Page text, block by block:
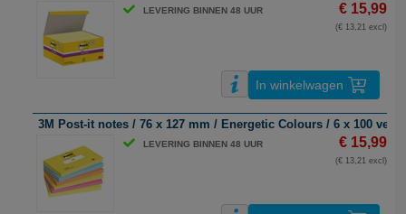
LEVERING BINNEN 48 UUR € 15,99
(€ 13,21 excl)
In winkelwagen
3M Post-it notes / 76 x 127 mm / Energetic Colours / 6 x 100 vel
LEVERING BINNEN 48 UUR € 15,99
(€ 13,21 excl)